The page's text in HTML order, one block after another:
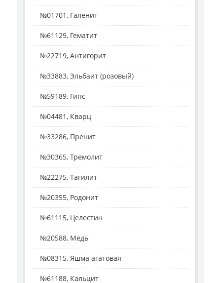
№01701, Галенит
№61129, Гематит
№22719, Антигорит
№33883, Эльбаит (розовый)
№59189, Гипс
№04481, Кварц
№33286, Пренит
№30365, Тремолит
№22275, Тагилит
№20355, Родонит
№61115, Целестин
№20588, Медь
№08315, Яшма агатовая
№61188, Кальцит